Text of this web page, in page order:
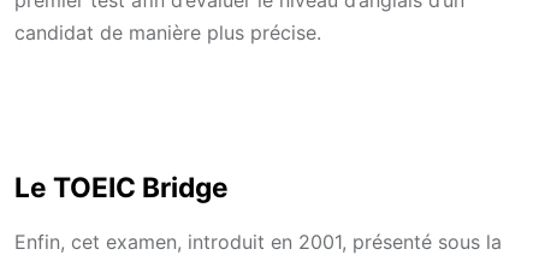
candidat de manière plus précise.
Le TOEIC Bridge
Enfin, cet examen, introduit en 2001, présenté sous la